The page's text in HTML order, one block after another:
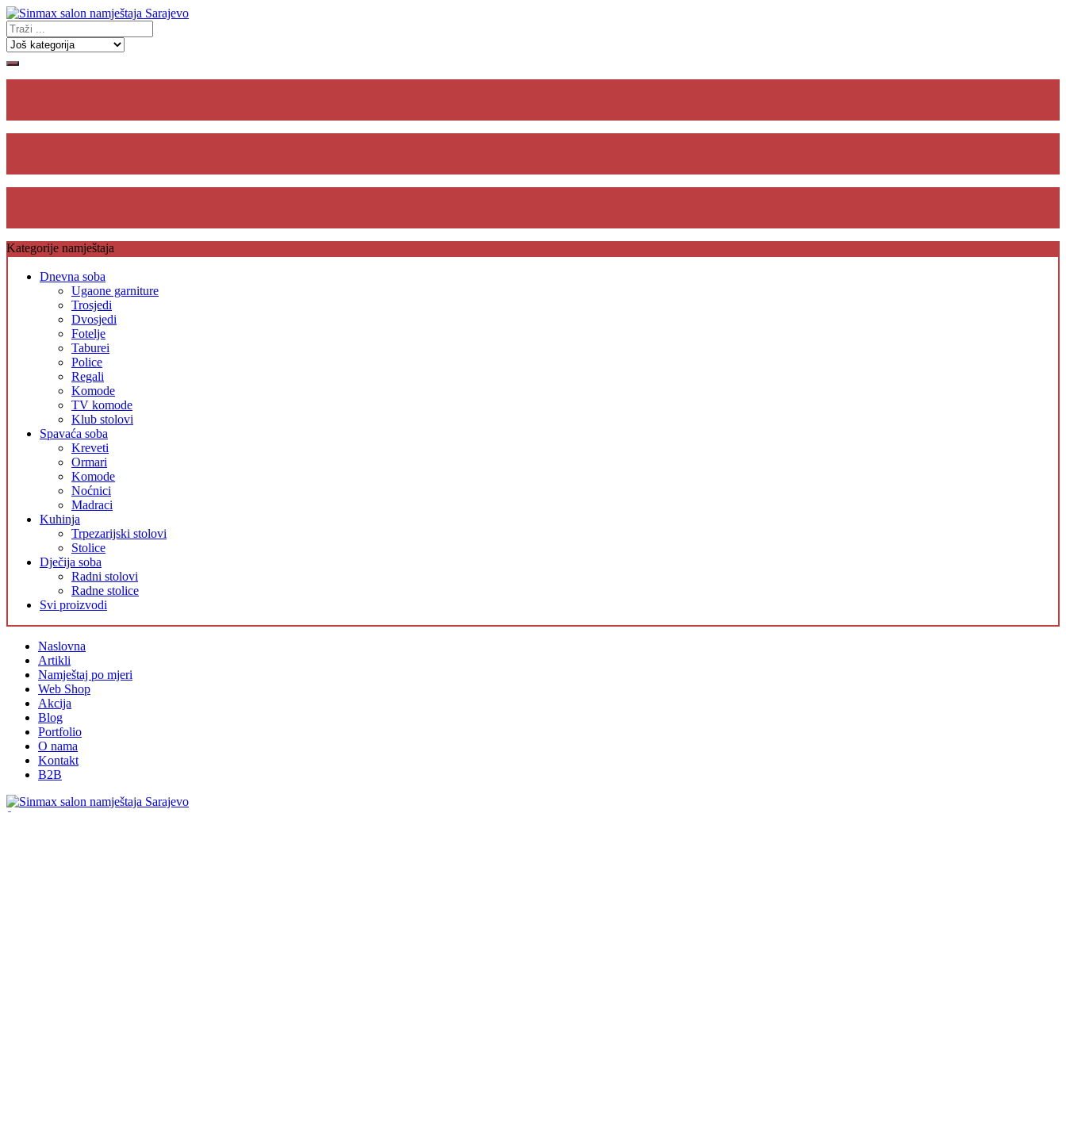
Kategorije namještaja
Dnevna soba
Ugaone garniture
Trosjedi
Dvosjedi
Fotelje
Taburei
Police
Regali
Komode
TV komode
Klub stolovi
Spavaća soba
Kreveti
Ormari
Komode
Noćnici
Madraci
Kuhinja
Trpezarijski stolovi
Stolice
Dječija soba
Radni stolovi
Radne stolice
Svi proizvodi
Naslovna
Artikli
Namještaj po mjeri
Web Shop
Akcija
Blog
Portfolio
O nama
Kontakt
B2B
0